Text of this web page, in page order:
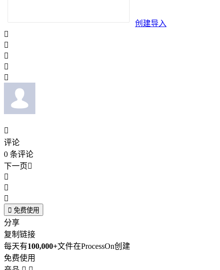
创建导入






评论
0 条评论
下一页



 免费使用
分享
复制链接
每天有100,000+文件在ProcessOn创建
免费使用